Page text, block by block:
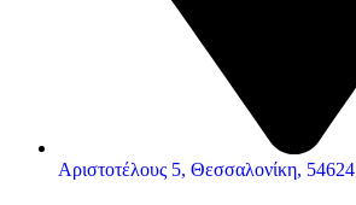
Αριστοτέλους 5, Θεσσαλονίκη, 54624